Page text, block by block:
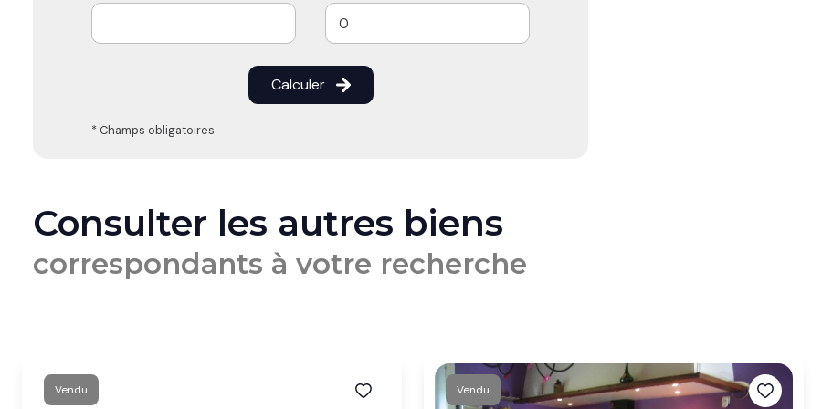
Calculer
* Champs obligatoires
Consulter les autres biens
correspondants à votre recherche
Vendu Vendu